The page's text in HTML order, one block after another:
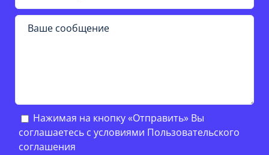
Нажимая на кнопку «Отправить» Вы
соглашаетесь с условиями Пользовательского
соглашения